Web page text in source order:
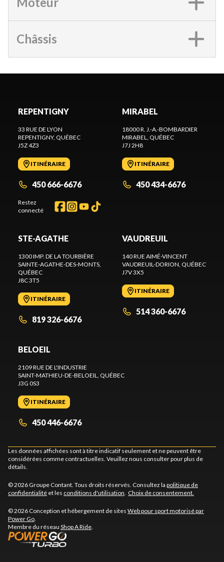
Châssis
REPENTIGNY
33 RUE DE LYON
REPENTIGNY, QUÉBEC
J5Z 4Z3
ITINÉRAIRE
450 666-6676
Restez
connecté
MIRABEL
18000 R. J.-A.-BOMBARDIER
MIRABEL
, QUÉBEC
J7J 2H8
ITINÉRAIRE
450 434-6676
STE-AGATHE
1300 IMP. DE LA TOURBIÈRE
SAINTE-AGATHE-DES-MONTS
QUÉBEC
J8C 3T5
ITINÉRAIRE
819 326-6676
VAUDREUIL
140 RUE AIMÉ-VINCENT
VAUDREUIL-DORION , QUÉBEC
J7V 3X5
ITINÉRAIRE
514 360-6676
BELOEIL
2109 RUE DE L'INDUSTRIE
SAINT-MATHIEU-DE-BELOEIL
, QUÉBEC
J3G 0S3
ITINÉRAIRE
450 446-6676
Les données affichées sont à titre indicatif seulement et ne peuvent être
considérées comme contractuelles. Veuillez nous consulter pour plus de
détails.
© 2026 Groupe Contant. Tous droits réservés. Consultez la politique de
confidentialité et les conditions d'utilisation Choix de consentement.
© 2026 Conception et hébergement de sites Web pour sport motorisé par
Power Go
Membre du réseau Shop A Ride